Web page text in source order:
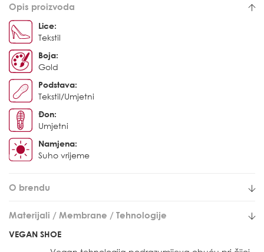
Opis proizvoda
Lice:
Tekstil
Boja:
Gold
Podstava:
Tekstil/Umjetni
Đon:
Umjetni
Namjena:
Suho vrijeme
O brendu
Materijali / Membrane / Tehnologije
VEGAN SHOE